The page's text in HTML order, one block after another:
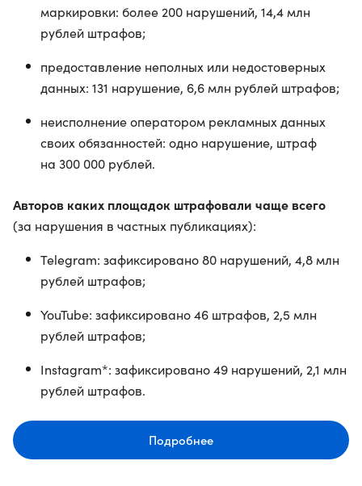
маркировки: более 200 нарушений, 14,4 млн
рублей штрафов;
предоставление неполных или недостоверных
данных: 131 нарушение, 6,6 млн рублей штрафов;
неисполнение оператором рекламных данных
своих обязанностей: одно нарушение, штраф
на 300 000 рублей.
Авторов каких площадок штрафовали чаще всего
(за нарушения в частных публикациях):
Telegram: зафиксировано 80 нарушений, 4,8 млн
рублей штрафов;
YouTube: зафиксировано 46 штрафов, 2,5 млн
рублей штрафов;
Instagram*: зафиксировано 49 нарушений, 2,1 млн
рублей штрафов.
Подробнее